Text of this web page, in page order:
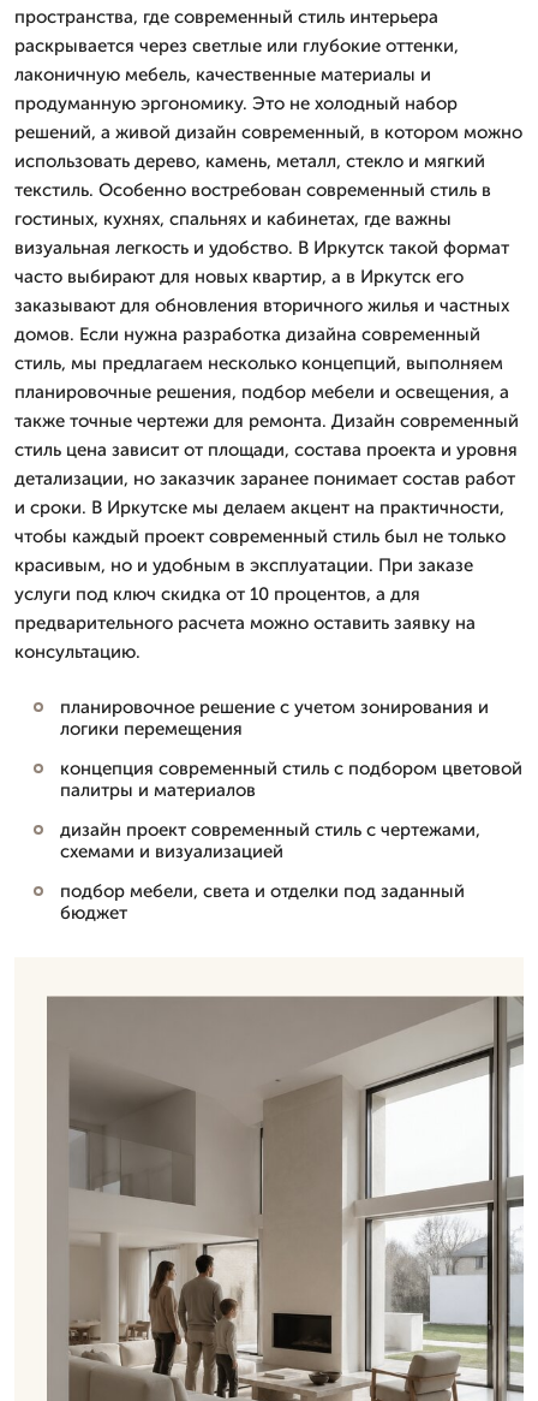
пространства, где современный стиль интерьера
раскрывается через светлые или глубокие оттенки,
лаконичную мебель, качественные материалы и
продуманную эргономику. Это не холодный набор
решений, а живой дизайн современный, в котором можно
использовать дерево, камень, металл, стекло и мягкий
текстиль. Особенно востребован современный стиль в
гостиных, кухнях, спальнях и кабинетах, где важны
визуальная легкость и удобство. В Иркутск такой формат
часто выбирают для новых квартир, а в Иркутск его
заказывают для обновления вторичного жилья и частных
домов. Если нужна разработка дизайна современный
стиль, мы предлагаем несколько концепций, выполняем
планировочные решения, подбор мебели и освещения, а
также точные чертежи для ремонта. Дизайн современный
стиль цена зависит от площади, состава проекта и уровня
детализации, но заказчик заранее понимает состав работ
и сроки. В Иркутске мы делаем акцент на практичности,
чтобы каждый проект современный стиль был не только
красивым, но и удобным в эксплуатации. При заказе
услуги под ключ скидка от 10 процентов, а для
предварительного расчета можно оставить заявку на
консультацию.
планировочное решение с учетом зонирования и
логики перемещения
концепция современный стиль с подбором цветовой
палитры и материалов
дизайн проект современный стиль с чертежами,
схемами и визуализацией
подбор мебели, света и отделки под заданный
бюджет